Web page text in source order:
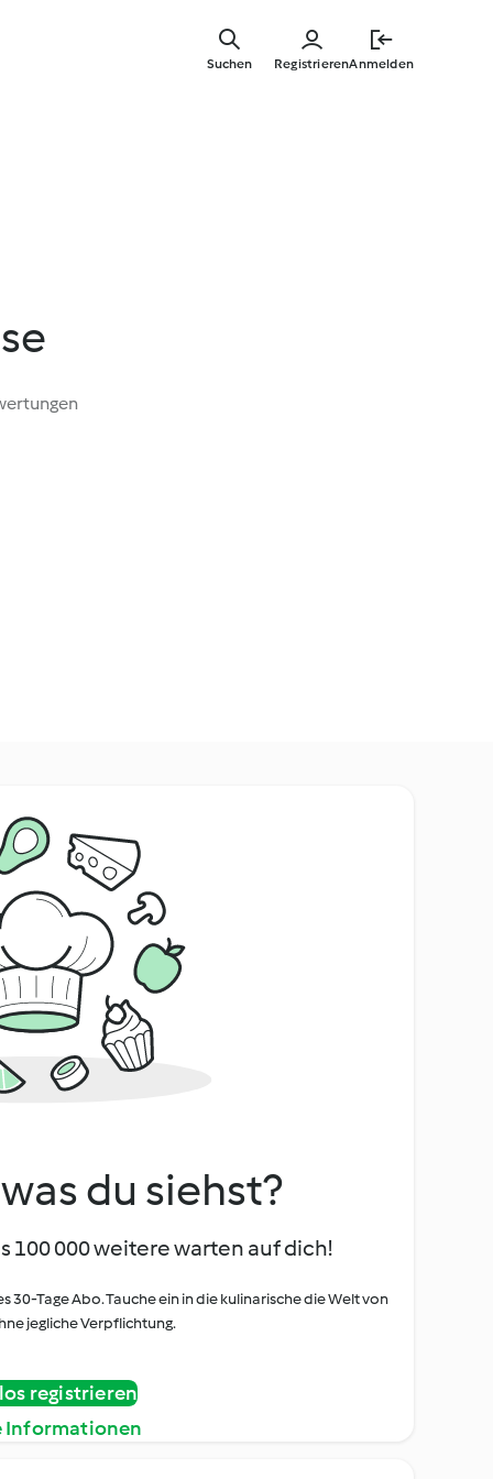
springen
RegistrierenAnmelden
Suchen
du siehst?
100 000 weitere warten auf dich!
Tage Abo. Tauche ein in die kulinarische die Welt von
jegliche Verpflichtung.
registrieren
Informationen